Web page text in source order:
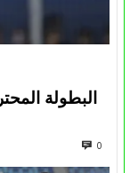
البطولة
0